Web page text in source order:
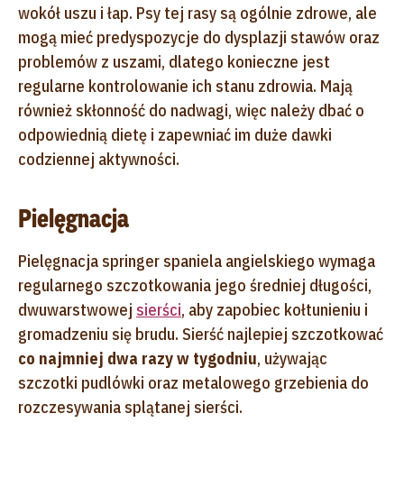
wokół uszu i łap. Psy tej rasy są ogólnie zdrowe, ale
mogą mieć predyspozycje do dysplazji stawów oraz
problemów z uszami, dlatego konieczne jest
regularne kontrolowanie ich stanu zdrowia. Mają
również skłonność do nadwagi, więc należy dbać o
odpowiednią dietę i zapewniać im duże dawki
codziennej aktywności.
Pielęgnacja
Pielęgnacja springer spaniela angielskiego wymaga
regularnego szczotkowania jego średniej długości,
dwuwarstwowej sierści, aby zapobiec kołtunieniu i
gromadzeniu się brudu. Sierść najlepiej szczotkować
co najmniej dwa razy w tygodniu, używając
szczotki pudlówki oraz metalowego grzebienia do
rozczesywania splątanej sierści.